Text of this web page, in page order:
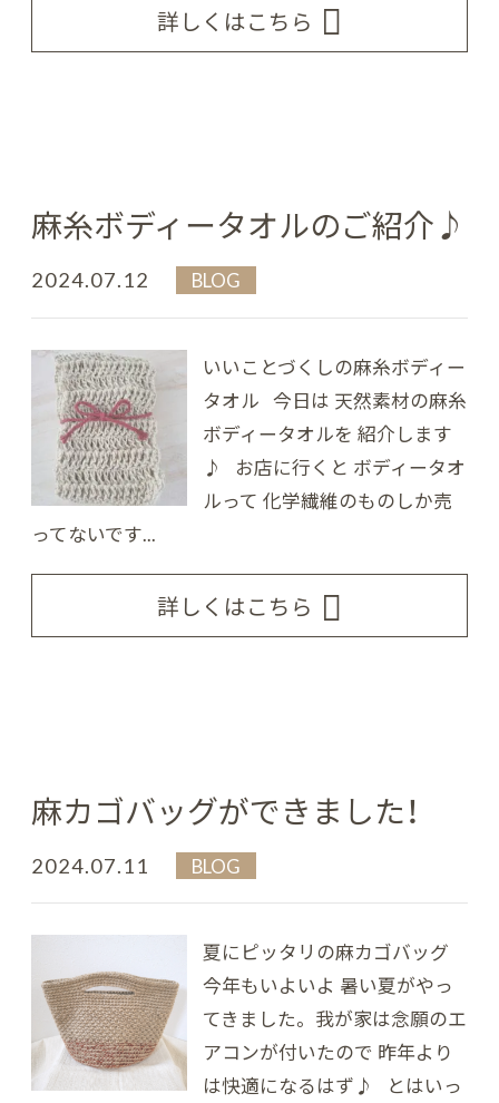
詳しくはこちら
麻糸ボディータオルのご紹介♪
2024.07.12 BLOG
いいことづくしの麻糸ボディー
タオル 今日は 天然素材の麻糸
ボディータオルを 紹介します
♪ お店に行くと ボディータオ
ルって 化学繊維のものしか売
ってないです...
詳しくはこちら
麻カゴバッグができました！
2024.07.11 BLOG
夏にピッタリの麻カゴバッグ
今年もいよいよ 暑い夏がやっ
てきました。 我が家は念願のエ
アコンが付いたので 昨年より
は快適になるはず♪ とはいっ